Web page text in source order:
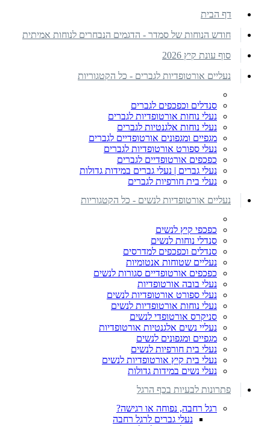
דף הבית
חודש הנוחות של סמדר - הדגמים הנבחרים לנוחות אמיתית
סוף עונת קיץ 2026
נעליים אורטופדיות לגברים - כל הקטגוריות
סנדלים וכפכפים לגברים
נעלי נוחות אורטופדיות לגברים
נעלי נוחות אלגנטיות לגברים
מגפיים ומגפונים אורטופדיים לגברים
נעלי ספורט אורטופדיות לגברים
כפכפים אורטופדיים לגברים
נעלי גברים | נעלי גברים במידות גדולות
נעלי בית חורפיות לגברים
נעליים אורטופדיות לנשים - כל הקטגוריות
כפכפי קיץ לנשים
סנדלי נוחות לנשים
סנדלים וכפכפים למדרסים
נעליים שטוחות אנטומיות
כפכפים אורטופדיים סגורות לנשים
נעלי בובה אורטופדיות
נעלי ספורט אורטופדיות לנשים
נעלי נוחות אורטופדיות לנשים
סניקרס אורטופדי לנשים
נעליי נשים אלגנטיות אורטופדיות
מגפיים ומגפונים לנשים
נעלי בית חורפיות לנשים
נעלי בית קיץ אורטופדיות לנשים
נעלי נשים במידות גדולות
פתרונות לבעיות בכף הרגל
רגל רחבה, נפוחה או רגישה?
נעלי גברים לרגל רחבה